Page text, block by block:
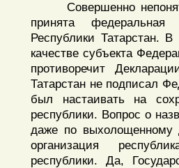
Совершенно
принята федеральная
Республики Татарстан.
качестве субъекта
противоречит
Татарстан не подписал
был настаивать на
республики. Вопрос о
даже по выхолощенному
организация
республики. Да,